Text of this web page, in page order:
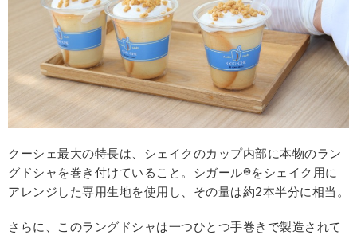
クーシェ最大の特長は、シェイクのカップ内部に本物のラン
グドシャを巻き付けていること。シガール®をシェイク用に
アレンジした専用生地を使用し、その量は約2本半分に相当。
さらに、このラングドシャは一つひとつ手巻きで製造されて